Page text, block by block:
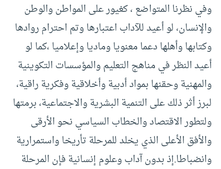
وفي نظرنا المتواضع ، كغيور على المواطن والوطن
والإنسان، لو أعيد للآداب اعتبارها وتم احترام روادها
وكتابها وأهلها دعما معنويا وماديا وإعلاميا ،كما لو
أعيد النظر في مناهج التعليم والمؤسسات التكوينية
والمهنية وحقنها بمواد أدبية وأخلاقية وفكرية راقية،
لبرز أثر ذلك على التنمية البشرية والاجتماعية، برمتها
ولتطور الاقتصاد والخطاب السياسي نحو الأرقى
والأفق الأعلى الذي يخلد للمرحلة تأريخا واستمرارية
وانضباطا.إذ بدون آداب وعلوم إنسانية فإن المرحلة